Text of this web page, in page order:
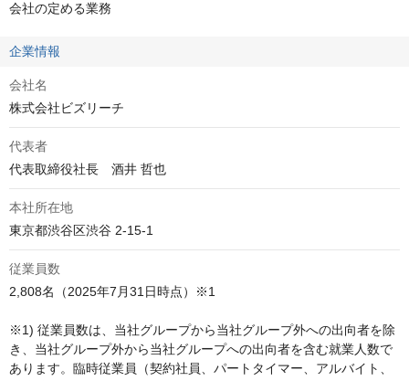
会社の定める業務
企業情報
会社名
株式会社ビズリーチ
代表者
代表取締役社長　酒井 哲也
本社所在地
東京都渋谷区渋谷 2-15-1
従業員数
2,808名（2025年7月31日時点）※1
※1) 従業員数は、当社グループから当社グループ外への出向者を除
き、当社グループ外から当社グループへの出向者を含む就業人数で
あります。臨時従業員（契約社員、パートタイマー、アルバイト、